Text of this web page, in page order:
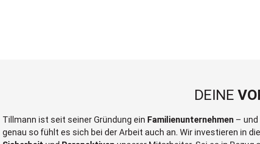
DEINE
Tillmann ist seit seiner Gründung ein Familienunternehmen – und
genau so fühlt es sich bei der Arbeit auch an. Wir investieren in die